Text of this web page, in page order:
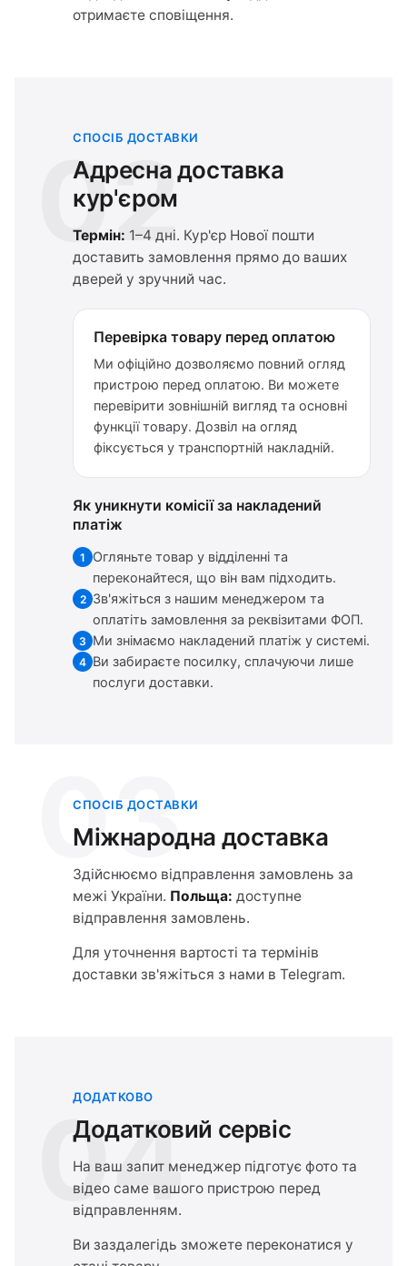
отримаєте сповіщення.
02
СПОСІБ ДОСТАВКИ
Адресна доставка
кур'єром
Термін: 1–4 дні. Кур'єр Нової пошти
доставить замовлення прямо до ваших
дверей у зручний час.
Перевірка товару перед оплатою
Ми офіційно дозволяємо повний огляд
пристрою перед оплатою. Ви можете
перевірити зовнішній вигляд та основні
функції товару. Дозвіл на огляд
фіксується у транспортній накладній.
Як уникнути комісії за накладений
платіж
1
Огляньте товар у відділенні та
переконайтеся, що він вам підходить.
2 Зв'яжіться з нашим менеджером та
оплатіть замовлення за реквізитами ФОП.
3 Ми знімаємо накладений платіж у системі.
4 Ви забираєте посилку, сплачуючи лише
послуги доставки.
03
СПОСІБ ДОСТАВКИ
Міжнародна доставка
Здійснюємо відправлення замовлень за
межі України. Польща: доступне
відправлення замовлень.
Для уточнення вартості та термінів
доставки зв'яжіться з нами в Telegram.
04
ДОДАТКОВО
Додатковий сервіс
На ваш запит менеджер підготує фото та
відео саме вашого пристрою перед
відправленням.
Ви заздалегідь зможете переконатися у